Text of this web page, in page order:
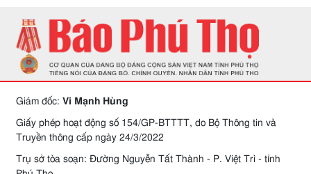
Giám đốc: Vi Mạnh Hùng
Giấy phép hoạt động số 154/GP-BTTTT, do Bộ Thông tin và
Truyền thông cấp ngày 24/3/2022
Trụ sở tòa soạn: Đường Nguyễn Tất Thành - P. Việt Trì - tỉnh